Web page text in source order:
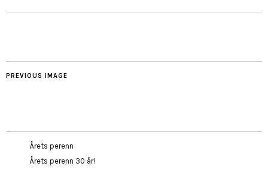
PREVIOUS IMAGE
Årets perenn
Årets perenn 30 år!